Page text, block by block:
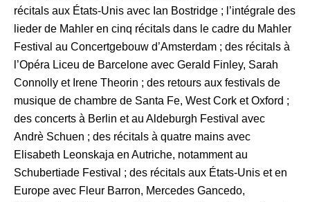
récitals aux États-Unis avec Ian Bostridge ; l’intégrale des
lieder de Mahler en cinq récitals dans le cadre du Mahler
Festival au Concertgebouw d’Amsterdam ; des récitals à
l’Opéra Liceu de Barcelone avec Gerald Finley, Sarah
Connolly et Irene Theorin ; des retours aux festivals de
musique de chambre de Santa Fe, West Cork et Oxford ;
des concerts à Berlin et au Aldeburgh Festival avec
Andrè Schuen ; des récitals à quatre mains avec
Elisabeth Leonskaja en Autriche, notamment au
Schubertiade Festival ; des récitals aux États-Unis et en
Europe avec Fleur Barron, Mercedes Gancedo,